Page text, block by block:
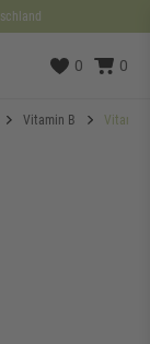
0 0
Vitamin B Vitamin